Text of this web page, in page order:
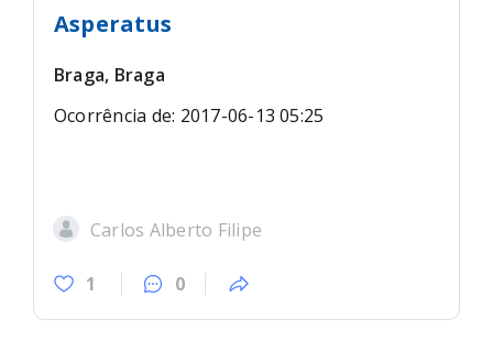
Asperatus
Braga, Braga
Ocorrência de: 2017-06-13 05:25
Carlos Alberto Filipe
1 0